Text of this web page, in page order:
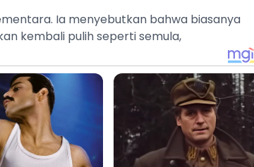
Ia menyebutkan bahwa biasanya
kembali pulih seperti semula,